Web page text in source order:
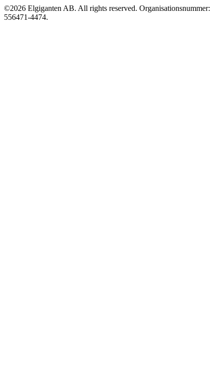
©2026 Elgiganten AB. All rights reserved. Organisationsnummer:
556471-4474.